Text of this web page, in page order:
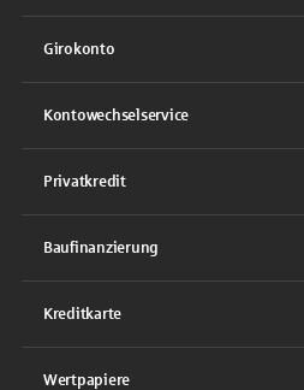
Girokonto
Kontowechselservice
Privatkredit
Baufinanzierung
Kreditkarte
Wertpapiere